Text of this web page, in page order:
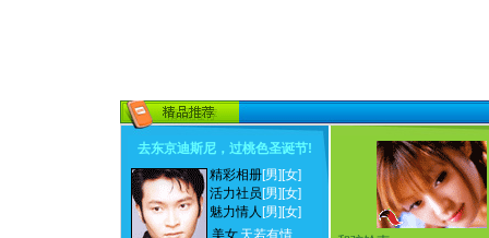
去东京迪斯尼，过桃色圣诞节!
精彩相册[男] [女]
活力社员 [男] [女]
魅力情人 [男] [女]
美女 天若有情